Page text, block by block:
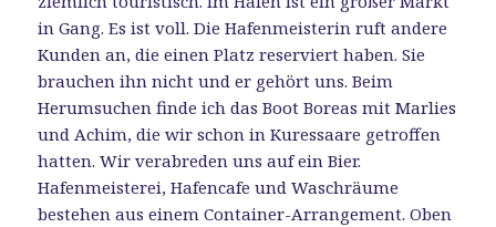
in Gang. Es ist voll. Die Hafenmeisterin ruft andere
Kunden an, die einen Platz reserviert haben. Sie
brauchen ihn nicht und er gehört uns. Beim
Herumsuchen finde ich das Boot Boreas mit Marlies
und Achim, die wir schon in Kuressaare getroffen
hatten. Wir verabreden uns auf ein Bier.
Hafenmeisterei, Hafencafe und Waschräume
bestehen aus einem Container-Arrangement. Oben